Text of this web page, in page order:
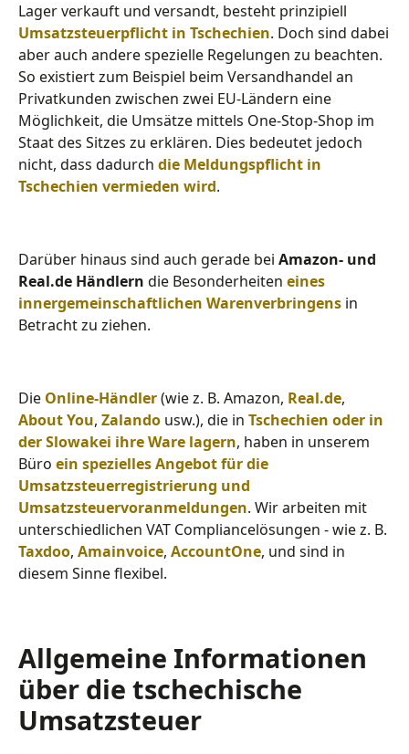
Lager verkauft und versandt, besteht prinzipiell
Umsatzsteuerpflicht in Tschechien. Doch sind dabei
aber auch andere spezielle Regelungen zu beachten.
So existiert zum Beispiel beim Versandhandel an
Privatkunden zwischen zwei EU-Ländern eine
Möglichkeit, die Umsätze mittels One-Stop-Shop im
Staat des Sitzes zu erklären. Dies bedeutet jedoch
nicht, dass dadurch die Meldungspflicht in
Tschechien vermieden wird.
Darüber hinaus sind auch gerade bei Amazon- und
Real.de Händlern die Besonderheiten eines
innergemeinschaftlichen Warenverbringens in
Betracht zu ziehen.
Die Online-Händler(wie z. B. Amazon, Real.de,
About You, Zalando usw.), die in Tschechien oder in
der Slowakei ihre Ware lagern, haben in unserem
Büro ein spezielles Angebot für die
Umsatzsteuerregistrierung und
Umsatzsteuervoranmeldungen. Wir arbeiten mit
unterschiedlichen VAT Compliancelösungen - wie z. B.
Taxdoo, Amainvoice, AccountOne, und sind in
diesem Sinne flexibel.
Allgemeine Informationen
über die tschechische
Umsatzsteuer